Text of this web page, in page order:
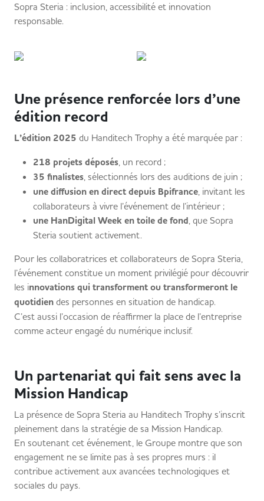
Sopra Steria : inclusion, accessibilité et innovation
responsable.
Une présence renforcée lors d’une
édition record
L’édition 2025 du Handitech Trophy a été marquée par :
218 projets déposés, un record ;
35 finalistes, sélectionnés lors des auditions de juin ;
une diffusion en direct depuis Bpifrance, invitant les
collaborateurs à vivre l’événement de l’intérieur ;
une HanDigital Week en toile de fond, que Sopra
Steria soutient activement.
Pour les collaboratrices et collaborateurs de Sopra Steria,
l’événement constitue un moment privilégié pour découvrir
les innovations qui transforment ou transformeront le
quotidien des personnes en situation de handicap.
C’est aussi l’occasion de réaffirmer la place de l’entreprise
comme acteur engagé du numérique inclusif.
Un partenariat qui fait sens avec la
Mission Handicap
La présence de Sopra Steria au Handitech Trophy s’inscrit
pleinement dans la stratégie de sa Mission Handicap.
En soutenant cet événement, le Groupe montre que son
engagement ne se limite pas à ses propres murs : il
contribue activement aux avancées technologiques et
sociales du pays.